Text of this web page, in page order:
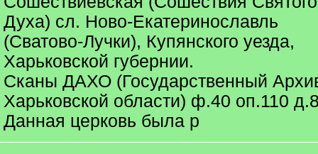
Духа) сл. Ново-Екатеринославль
(Сватово-Лучки), Купянского уезда,
Харьковской губернии.
Сканы ДАХО (Государственный
Харьковской области) ф.40 оп.110
Данная церковь была р